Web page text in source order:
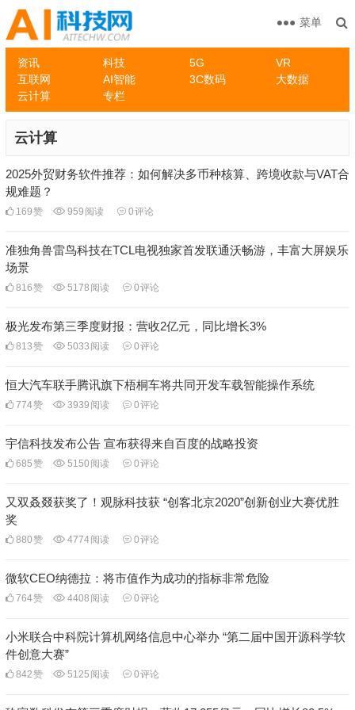
资讯 科技 5G
VR
互联网
AI智能 3C数码
大数据
云计算
专栏
菜单
云计算
2025外贸财务软件推荐：如何解决多币种核算、跨境收款与VAT合
规难题？
169赞 959 阅读 0评论
准独角兽雷鸟科技在TCL电视独家首发联通沃畅游，丰富大屏娱乐
场景
816赞 5178 阅读 0评论
极光发布第三季度财报：营收2亿元，同比增长3%
813赞 5033 阅读 0评论
恒大汽车联手腾讯旗下梧桐车将共同开发车载智能操作系统
774赞 3939 阅读 0评论
宇信科技发布公告 宣布获得来自百度的战略投资
685赞 5150 阅读 0评论
又双叒叕获奖了！观脉科技获 “创客北京2020”创新创业大赛优胜
奖
880赞 4774阅读 0评论
微软CEO纳德拉：将市值作为成功的指标非常危险
764赞 4408 阅读 0评论
小米联合中科院计算机网络信息中心举办 “第二届中国开源科学软
件创意大赛”
842赞 5125 阅读 0评论